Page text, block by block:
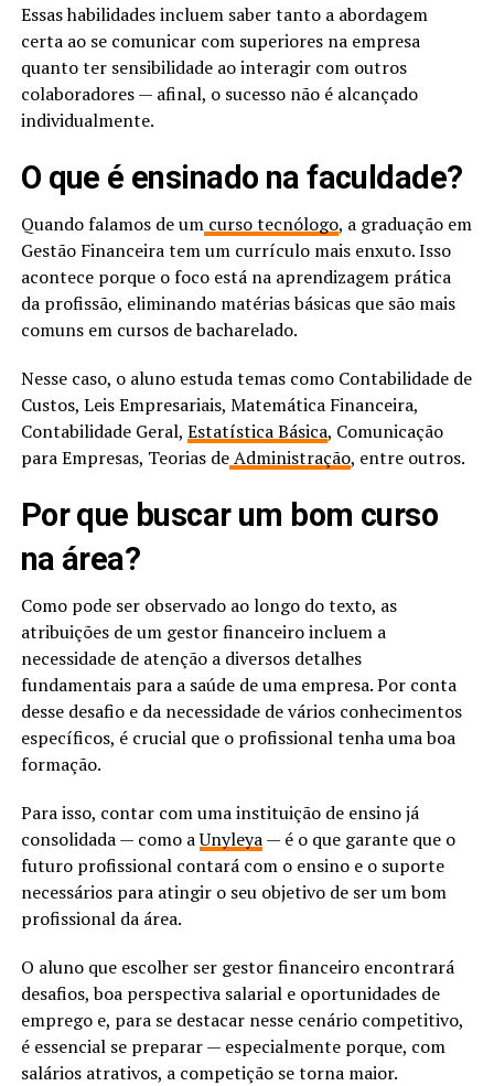
Essas habilidades incluem saber tanto a abordagem
certa ao se comunicar com superiores na empresa
quanto ter sensibilidade ao interagir com outros
colaboradores — afinal, o sucesso não é alcançado
individualmente.
O que é ensinado na faculdade?
Quando falamos de um curso tecnólogo, a graduação em
Gestão Financeira tem um currículo mais enxuto. Isso
acontece porque o foco está na aprendizagem prática
da profissão, eliminando matérias básicas que são mais
comuns em cursos de bacharelado.
Nesse caso, o aluno estuda temas como Contabilidade de
Custos, Leis Empresariais, Matemática Financeira,
Contabilidade Geral, Estatística Básica, Comunicação
para Empresas, Teorias deAdministração, entre outros.
Por que buscar um bom curso
na área?
Como pode ser observado ao longo do texto, as
atribuições de um gestor financeiro incluem a
necessidade de atenção a diversos detalhes
fundamentais para a saúde de uma empresa. Por conta
desse desafio e da necessidade de vários conhecimentos
específicos, é crucial que o profissional tenha uma boa
formação.
Para isso, contar com uma instituição de ensino já
consolidada — como aUnyleya— é o que garante que o
futuro profissional contará com o ensino e o suporte
necessários para atingir o seu objetivo de ser um bom
profissional da área.
O aluno que escolher ser gestor financeiro encontrará
desafios, boa perspectiva salarial e oportunidades de
emprego e, para se destacar nesse cenário competitivo,
é essencial se preparar — especialmente porque, com
salários atrativos, a competição se torna maior.